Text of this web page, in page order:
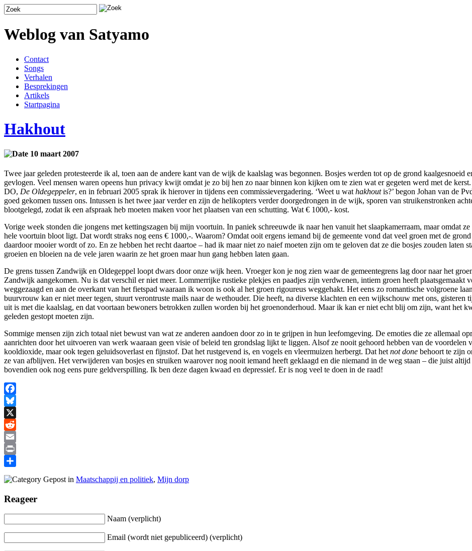
Weblog van Satyamo
Contact
Songs
Verhalen
Besprekingen
Artikels
Startpagina
Hakhout
10 maart 2007
Twee jaar geleden protesteerde ik al, toen aan de andere kant van de wijk de kaalslag was begonnen. Bosjes werden tot op de grond kaalgesnoeid
gevlogen. Veel mensen waren opeens hun privacy kwijt omdat je zo bij hen zo naar binnen kon kijken om te zien wat er gegeten werd met de
DO, De Oldegeppeler, en in februari 2005 sprak ik hierover in tijdens een commissievergadering. ‘Weet u wat hakhoutis?’ begon Johan van de
goed gekomen tussen ons. Intussen is het twee jaar verder en zijn de helikopters verder doorgedrongen in de wijk, sporen van struikenstronken
blootgelegd, zodat ik een afspraak heb moeten maken voor het plaatsen van een schutting. Wat € 1000,- kost.
Vorige week stonden die jongens met kettingszagen bij mijn voortuin. In paniek schreeuwde ik naar hen vanuit het slaapkamerraam, maar omdat
hele voortuin bloot ligt. Dat wordt straks nog eens € 1000,-. Waarom? Omdat ooit ergens iemand bij de gemeente vond dat veel groen met de
daardoor mooier wordt of zo. En ze hebben het recht daartoe – had ik maar niet zo naief moeten zijn om te geloven dat ze die bosjes zouden laten
groeien en bloeien na de vele jaren waarin ze het groen maar hun gang hebben laten gaan.
De grens tussen Zandwijk en Oldegeppel loopt dwars door onze wijk heen. Vroeger kon je nog zien waar de gemeentegrens lag door naar het
Zandwijk aangekomen. Nu is dat verschil er niet meer. Lommerrijke rustieke plekjes en paadjes zijn verdwenen, intiem groen heeft
weggezaagd en aan de overkant van het fietspad waaraan ik woon is ook al het groen rigoureus weggehakt. Het eens zo romantische volgroene
buurvrouw kan er niet meer tegen, stuurt verontruste mails naar de wethouder. Die heeft, na diverse klachten en een wijkschouw met ons, gisteren
uit is met die kaalslag, en dat voortaan bewoners betrokken zullen worden bij het groenonderhoud. Maar ik kan er niet echt blij om zijn, want het
geleden gestopt moeten zijn.
Sommige mensen zijn zich totaal niet bewust van wat ze anderen aandoen door zo in te grijpen in hun leefomgeving. De emoties die ze allemaal
aanrichten door het uitvoeren van werk waaraan geen visie of beleid ten grondslag lijkt te liggen. Alsof ze nooit gehoord hebben van de voordelen
kooldioxide, maar ook tegen geluidsoverlast en fijnstof. Dat het rustgevend is, en vogels en vleermuizen herbergt. Dat het not done behoort te zijn
ze van afblijven. Het verwijderen van bosjes en struiken waarover nog nooit iemand heeft geklaagd en die niemand in de weg staan – die juist
bovendien ook nog eens pure geldverspilling. Ik ben deze dagen kwaad en depressief. Er is nog veel te doen in de raad!
Facebook
Bluesky
X
Reddit
Email
Print
Gepost in Maatschappij en politiek, Mijn dorp
Reageer
Naam (verplicht)
Email (wordt niet gepubliceerd) (verplicht)